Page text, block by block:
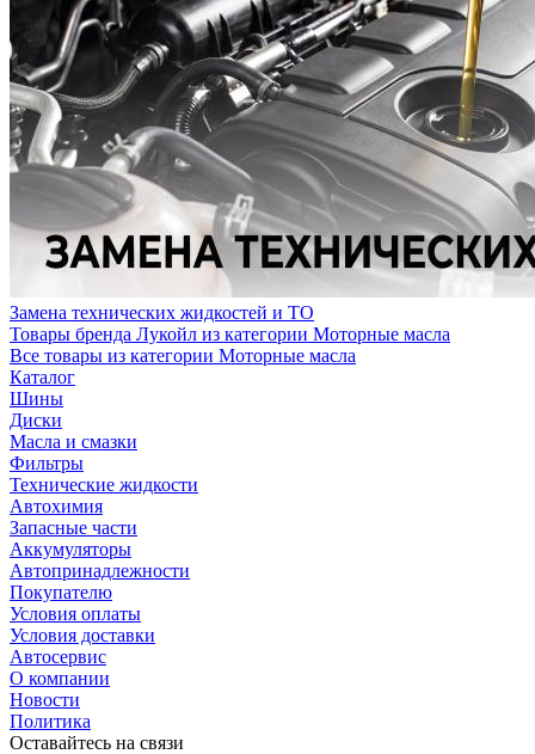
Замена технических жидкостей и ТО
Товары бренда Лукойл из категории Моторные масла
Все товары из категории Моторные масла
Каталог
Шины
Диски
Масла и смазки
Фильтры
Технические жидкости
Автохимия
Запасные части
Аккумуляторы
Автопринадлежности
Покупателю
Условия оплаты
Условия доставки
Автосервис
О компании
Новости
Политика
Оставайтесь на связи